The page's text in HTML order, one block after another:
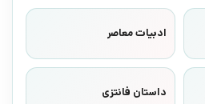
ادبیات معاصر
داستان فانتزی